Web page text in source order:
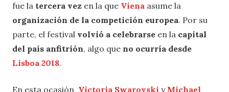
fue la tercera vez en la que Viena asume la
organización de la competición europea. Por su
parte, el festival volvió a celebrarse en la capital
del país anfitrión, algo que no ocurría desde
Lisboa 2018.
En esta ocasión, Victoria Swarovski y Michael